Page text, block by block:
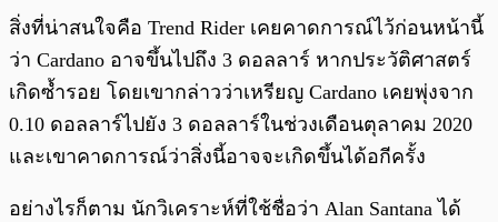
สิ่งที่น่าสนใจคือ Trend Rider เคยคาดการณ์ไว้ก่อนหน้านี้
ว่า Cardano อาจขึ้นไปถึง 3 ดอลลาร์ หากประวัติศาสตร์
เกิดซ้ำรอย โดยเขากล่าวว่าเหรียญ Cardano เคยพุ่งจาก
0.10 ดอลลาร์ไปยัง 3 ดอลลาร์ในช่วงเดือนตุลาคม 2020
และเขาคาดการณ์ว่าสิ่งนี้อาจจะเกิดขึ้นได้อกีครั้ง
อย่างไรก็ตาม นักวิเคราะห์ที่ใช้ชื่อว่า Alan Santana ได้